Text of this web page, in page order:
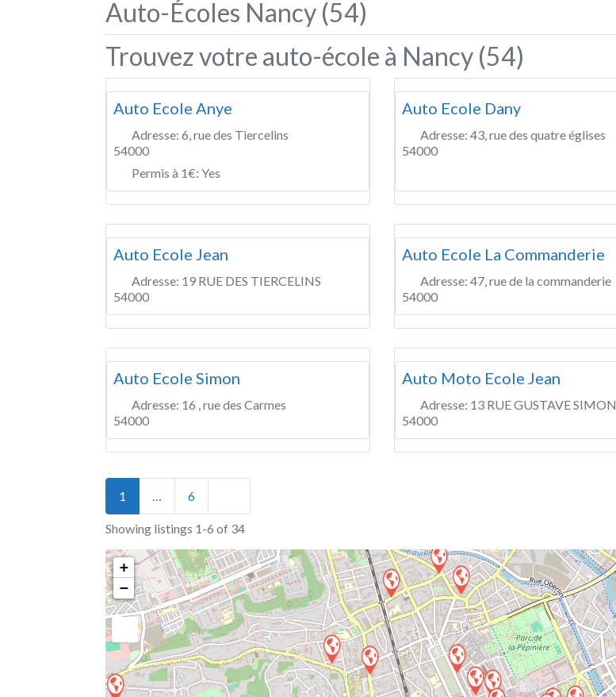
Auto-Écoles Nancy (54)
Trouvez votre auto-école à Nancy (54)
Auto Ecole Anye
Adresse: 6, rue des Tiercelins
54000
Permis à 1€: Yes
Auto Ecole Dany
Adresse: 43, rue des quatre églises
54000
Auto Ecole Jean
Adresse: 19 RUE DES TIERCELINS
54000
Auto Ecole La Commanderie
Adresse: 47, rue de la commanderie
54000
Auto Ecole Simon
Adresse: 16 , rue des Carmes
54000
Auto Moto Ecole Jean
Adresse: 13 RUE GUSTAVE SIMON
54000
Posts navigation
1 6
Showing listings 1-6 of 34
+
−